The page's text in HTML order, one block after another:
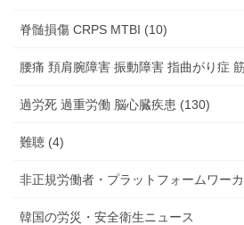
脊髄損傷 CRPS MTBI (10)
腰痛 頚肩腕障害 振動障害 指曲がり症
過労死 過重労働 脳心臓疾患 (130)
難聴 (4)
非正規労働者・プラットフォームワー
韓国の労災・安全衛生ニュース